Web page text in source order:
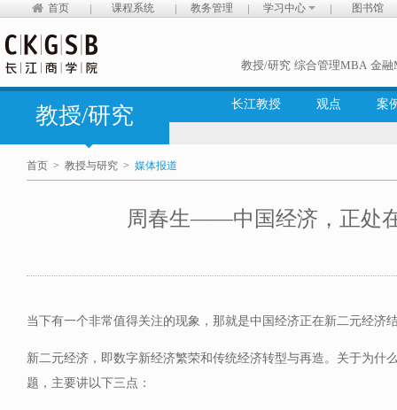
首页 课程系统 教务管理 学习中心 图书馆
教授/研究 综合管理MBA 金融
教授/研究 长江教授 观点 案
首页 > 教授与研究 > 媒体报道
周春生——中国经济，正处
当下有一个非常值得关注的现象，那就是中国经济正在新二元经济
新二元经济，即数字新经济繁荣和传统经济转型与再造。关于为什
题，主要讲以下三点：